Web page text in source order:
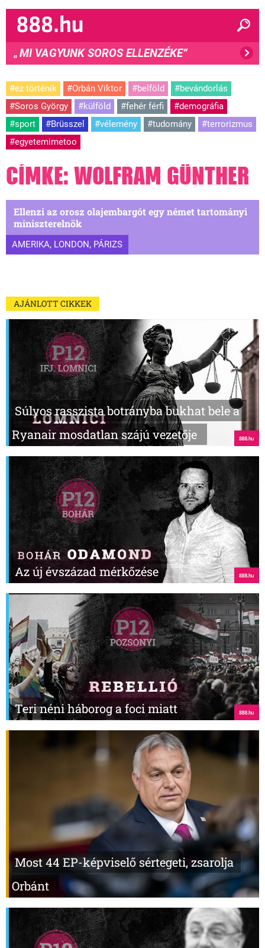
" MI VAGYUNK SOROS ELLENZÉKE”
#ez történik #Orbán Viktor #belföld
#bevándorlás
#Soros György
#külföld #fehér férfi
#demográfia
#sport
#Brüsszel #vélemény #tudomány
#terrorizmus
#egyetemimetoo
CÍMKE: WOLFRAM GÜNTHER
Ellenzi az orosz olajembargót egy német tartományi
miniszterelnök
AMERIKA, LONDON, PÁRIZS
AJÁNLOTT CIKKEK
Súlyos rasszista botrányba bukhat bele a
Ryanair mosdatlan szájú vezetője
Az új évszázad mérkőzése
Teri néni háborog a foci miatt
Most 44 EP-képviselő sértegeti, zsarolja
Orbánt